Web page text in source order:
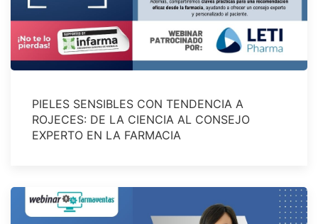
PIELES SENSIBLES CON TENDENCIA A
ROJECES: DE LA CIENCIA AL CONSEJO
EXPERTO EN LA FARMACIA